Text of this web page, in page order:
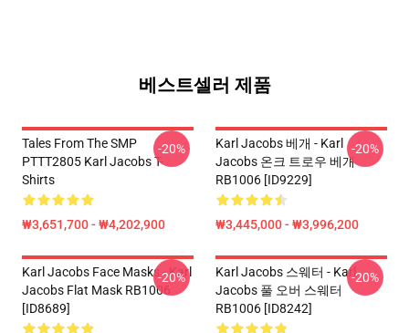
베스트셀러 제품
Tales From The SMP
PTTT2805 Karl Jacobs T-
Shirts
₩3,651,700 - ₩4,202,900
-20%
Karl Jacobs 베개 - Karl
Jacobs 온크 트로우 베개
RB1006 [ID9229]
₩3,445,000 - ₩3,996,200
-20%
Karl Jacobs Face Masks - Karl
Jacobs Flat Mask RB1006
[ID8689]
-20%
Karl Jacobs 스웨터 - Karl
Jacobs 풀 오버 스웨터
RB1006 [ID8242]
-20%